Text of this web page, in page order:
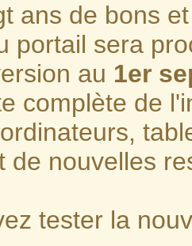
ans de bons
portail sera
au 1er
complète de
de nouvelles
tester la